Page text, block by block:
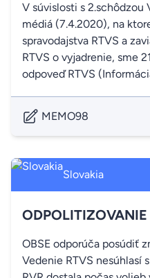
V súvislosti s 2.schôdzou
médiá (7.4.2020), na
spravodajstva RTVS a
RTVS o vyjadrenie, sme
odpoveď RTVS
MEMO98
Slovakia
ODPOLITIZOVANIE
OBSE odporúča posúdiť
Vedenie RTVS nesúhlasí